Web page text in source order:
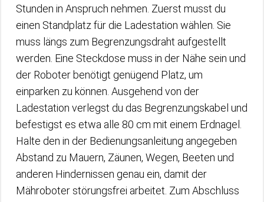
Stunden in Anspruch nehmen. Zuerst musst du
einen Standplatz für die Ladestation wählen. Sie
muss längs zum Begrenzungsdraht aufgestellt
werden. Eine Steckdose muss in der Nähe sein und
der Roboter benötigt genügend Platz, um
einparken zu können. Ausgehend von der
Ladestation verlegst du das Begrenzungskabel und
befestigst es etwa alle 80 cm mit einem Erdnagel.
Halte den in der Bedienungsanleitung angegeben
Abstand zu Mauern, Zäunen, Wegen, Beeten und
anderen Hindernissen genau ein, damit der
Mähroboter störungsfrei arbeitet. Zum Abschluss